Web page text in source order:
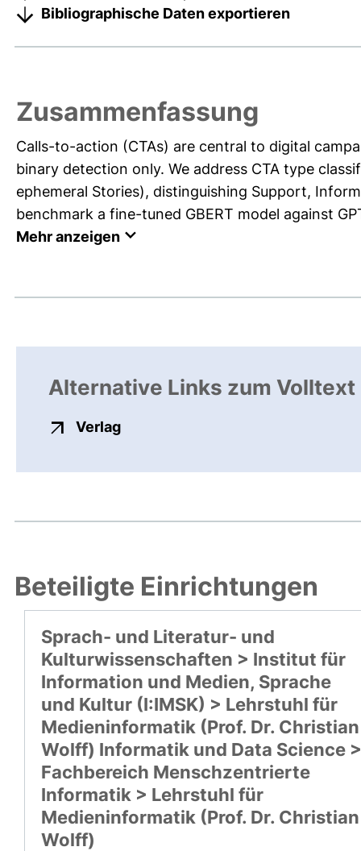
Bibliographische Daten exportieren
Zusammenfassung
Calls-to-action (CTAs) are central to digital
binary detection only. We address CTA type
ephemeral Stories), distinguishing Support,
benchmark a fine-tuned GBERT model against
Mehr anzeigen
Alternative Links zum Volltext
Verlagexterner Link, öffnet neues
Beteiligte Einrichtungen
Sprach- und Literatur- und
Kulturwissenschaften > Institut für
Information und Medien, Sprache
und Kultur (I:IMSK) > Lehrstuhl für
Medieninformatik (Prof. Dr. Christian
Wolff) Informatik und Data Science >
Fachbereich Menschzentrierte
Informatik > Lehrstuhl für
Medieninformatik (Prof. Dr. Christian
Wolff)